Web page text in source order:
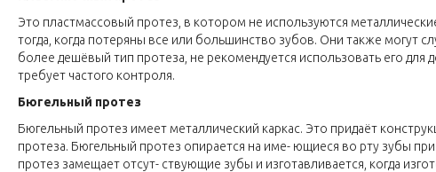
Это пластмассовый протез, в котором не используются
тогда, когда потеряны все или большинство зубов. Они также могут
более дешёвый тип протеза, не рекомендуется использовать его
требует частого контроля.
Бюгельный протез
Бюгельный протез имеет металлический каркас. Это придаёт
протеза. Бюгельный протез опирается на име- ющиеся во рту зубы
протез замещает отсут- ствующие зубы и изготавливается, когда